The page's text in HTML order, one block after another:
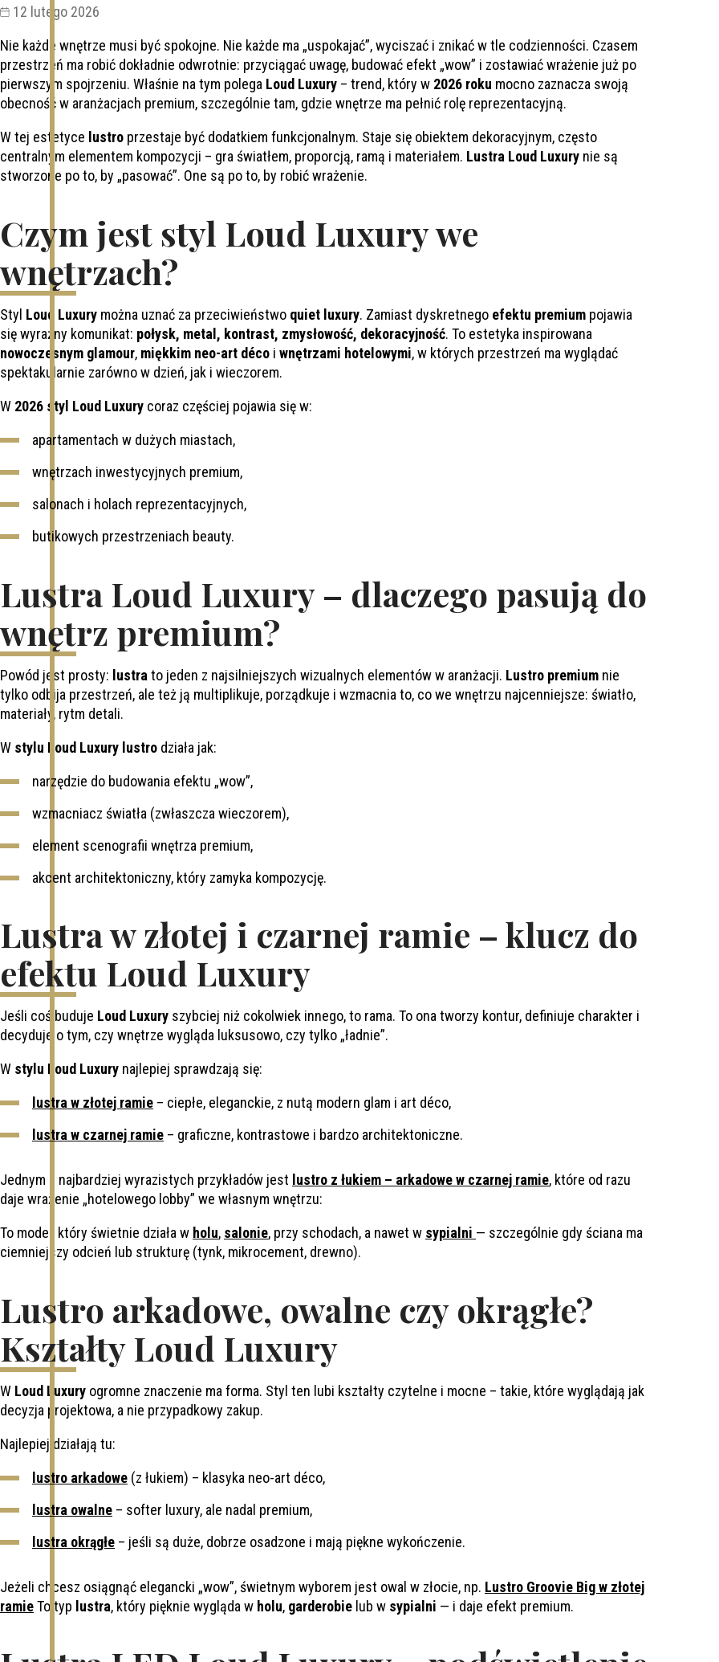
12 lutego 2026
Nie każde wnętrze musi być spokojne. Nie każde ma „uspokajać”, wyciszać i znikać w tle codzienności. Czasem
przestrzeń ma robić dokładnie odwrotnie: przyciągać uwagę, budować efekt „wow” i zostawiać wrażenie już po
pierwszym spojrzeniu. Właśnie na tym polega Loud Luxury – trend, który w 2026 roku mocno zaznacza swoją
obecność w aranżacjach premium, szczególnie tam, gdzie wnętrze ma pełnić rolę reprezentacyjną.
W tej estetyce lustro przestaje być dodatkiem funkcjonalnym. Staje się obiektem dekoracyjnym, często
centralnym elementem kompozycji – gra światłem, proporcją, ramą i materiałem. Lustra Loud Luxury nie są
stworzone po to, by „pasować”. One są po to, by robić wrażenie.
Czym jest styl Loud Luxury we
wnętrzach?
Styl Loud Luxury można uznać za przeciwieństwo quiet luxury. Zamiast dyskretnego efektu premium pojawia
się wyraźny komunikat: połysk, metal, kontrast, zmysłowość, dekoracyjność. To estetyka inspirowana
nowoczesnym glamour, miękkim neo-art déco i wnętrzami hotelowymi, w których przestrzeń ma wyglądać
spektakularnie zarówno w dzień, jak i wieczorem.
W 2026 styl Loud Luxury coraz częściej pojawia się w:
apartamentach w dużych miastach,
wnętrzach inwestycyjnych premium,
salonach i holach reprezentacyjnych,
butikowych przestrzeniach beauty.
Lustra Loud Luxury – dlaczego pasują do
wnętrz premium?
Powód jest prosty: lustra to jeden z najsilniejszych wizualnych elementów w aranżacji. Lustro premium nie
tylko odbija przestrzeń, ale też ją multiplikuje, porządkuje i wzmacnia to, co we wnętrzu najcenniejsze: światło,
materiały, rytm detali.
W stylu Loud Luxury lustro działa jak:
narzędzie do budowania efektu „wow”,
wzmacniacz światła (zwłaszcza wieczorem),
element scenografii wnętrza premium,
akcent architektoniczny, który zamyka kompozycję.
Lustra w złotej i czarnej ramie – klucz do
efektu Loud Luxury
Jeśli coś buduje Loud Luxury szybciej niż cokolwiek innego, to rama. To ona tworzy kontur, definiuje charakter i
decyduje o tym, czy wnętrze wygląda luksusowo, czy tylko „ładnie”.
W stylu Loud Luxury najlepiej sprawdzają się:
lustra w złotej ramie – ciepłe, eleganckie, z nutą modern glam i art déco,
lustra w czarnej ramie – graficzne, kontrastowe i bardzo architektoniczne.
Jednym z najbardziej wyrazistych przykładów jest lustro z łukiem – arkadowe w czarnej ramie, które od razu
daje wrażenie „hotelowego lobby” we własnym wnętrzu:
To model, który świetnie działa w holu, salonie, przy schodach, a nawet w sypialni — szczególnie gdy ściana ma
ciemniejszy odcień lub strukturę (tynk, mikrocement, drewno).
Lustro arkadowe, owalne czy okrągłe?
Kształty Loud Luxury
W Loud Luxury ogromne znaczenie ma forma. Styl ten lubi kształty czytelne i mocne – takie, które wyglądają jak
decyzja projektowa, a nie przypadkowy zakup.
Najlepiej działają tu:
lustro arkadowe (z łukiem) – klasyka neo-art déco,
lustra owalne – softer luxury, ale nadal premium,
lustra okrągłe – jeśli są duże, dobrze osadzone i mają piękne wykończenie.
Jeżeli chcesz osiągnąć elegancki „wow”, świetnym wyborem jest owal w złocie, np. Lustro Groovie Big w złotej
ramieTo typ lustra, który pięknie wygląda w holu, garderobie lub w sypialni — i daje efekt premium.